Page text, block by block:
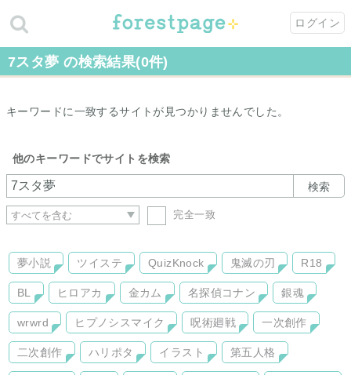
ログイン
7スタ夢 の検索結果(0件)
キーワードに一致するサイトが見つかりませんでした。
他のキーワードでサイトを検索
検索
完全一致
夢小説 ツイステ QuizKnock 鬼滅の刃 R18
BL ヒロアカ 金カム 名探偵コナン 銀魂
wrwrd ヒプノシスマイク 呪術廻戦 一次創作
二次創作 ハリポタ イラスト 第五人格